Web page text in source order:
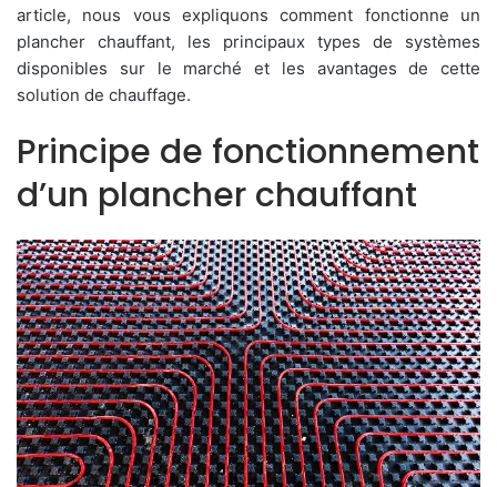
article, nous vous expliquons comment fonctionne un
plancher chauffant, les principaux types de systèmes
disponibles sur le marché et les avantages de cette
solution de chauffage.
Principe de fonctionnement
d’un plancher chauffant